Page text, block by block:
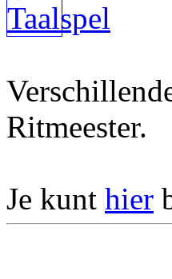
Ritmeester.
Je kunt hier